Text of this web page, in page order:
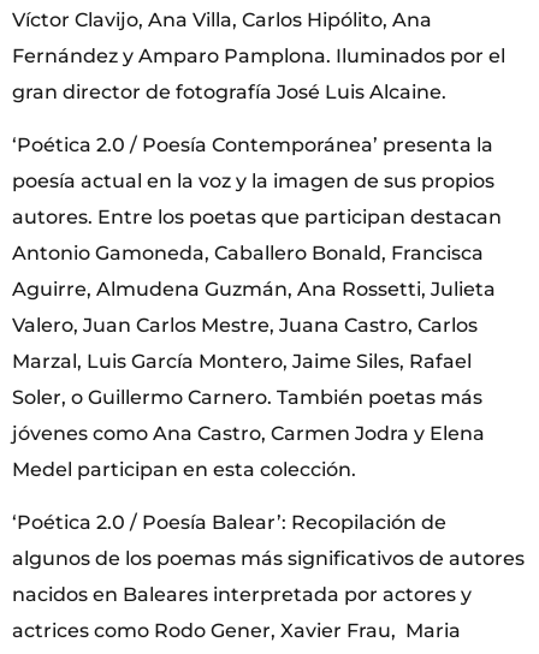
Víctor Clavijo, Ana Villa, Carlos Hipólito, Ana
Fernández y Amparo Pamplona. Iluminados por el
gran director de fotografía José Luis Alcaine.
‘Poética 2.0 / Poesía Contemporánea’ presenta la
poesía actual en la voz y la imagen de sus propios
autores. Entre los poetas que participan destacan
Antonio Gamoneda, Caballero Bonald, Francisca
Aguirre, Almudena Guzmán, Ana Rossetti, Julieta
Valero, Juan Carlos Mestre, Juana Castro, Carlos
Marzal, Luis García Montero, Jaime Siles, Rafael
Soler, o Guillermo Carnero. También poetas más
jóvenes como Ana Castro, Carmen Jodra y Elena
Medel participan en esta colección.
‘Poética 2.0 / Poesía Balear’: Recopilación de
algunos de los poemas más significativos de autores
nacidos en Baleares interpretada por actores y
actrices como Rodo Gener, Xavier Frau, Maria